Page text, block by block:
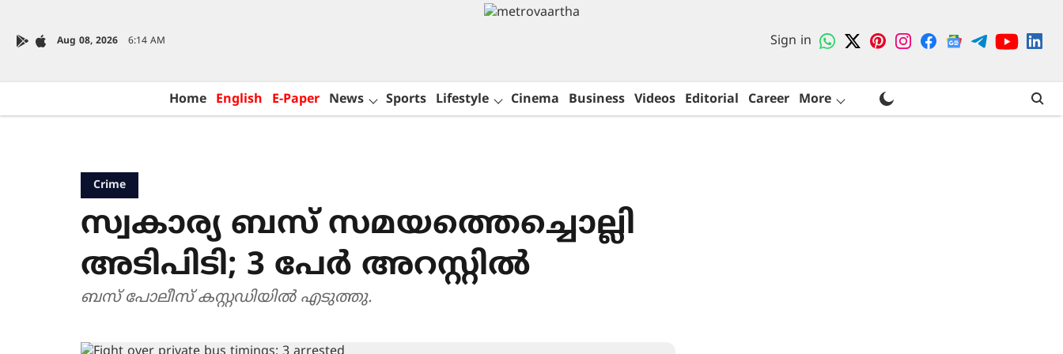
Aug 08, 2026 6:14 AM Sign in
Home English E-Paper News Sports Lifestyle Cinema Business Videos Editorial Career More
Crime
സ്വകാര്യ ബസ് സമയത്തെച്ചൊല്ലി
അടിപിടി; 3 പേർ അറസ്റ്റിൽ
ബസ് പോലീസ് കസ്റ്റഡിയിൽ എടുത്തു.